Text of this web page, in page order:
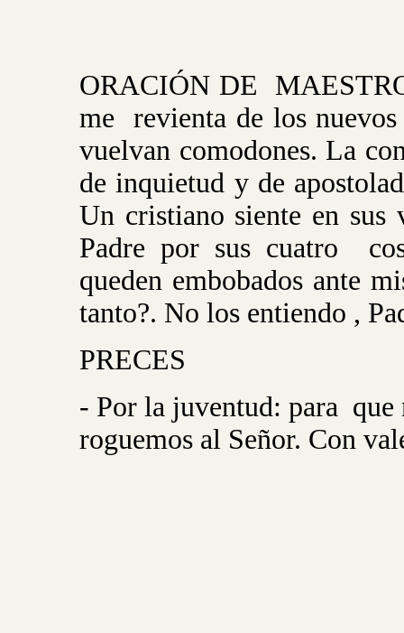
ORACIÓN DE
me
revienta de los
vuelvan comodones. La
de inquietud y de
Un cristiano siente en sus
Padre por sus cuatro
queden embobados ante
tanto?. No los entiendo ,
PRECES
- Por la juventud: para que
roguemos al Señor. Con